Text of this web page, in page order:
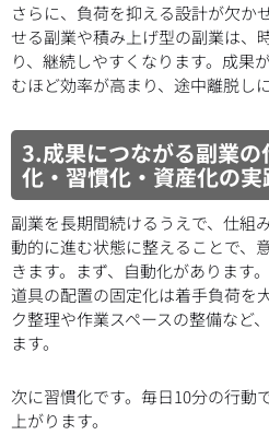
さらに、負荷を抑える設計が欠か
せる副業や積み上げ型の副業は、
り、継続しやすくなります。成果
むほど効率が高まり、途中離脱し
3.成果につながる副業
化・習慣化・資産化の実
副業を長期間続けるうえで、仕組
動的に進む状態に整えることで、
きます。まず、自動化があります
道具の配置の固定化は着手負荷を
ク整理や作業スペースの整備など
ます。
次に習慣化です。毎日10分の行動
上がります。